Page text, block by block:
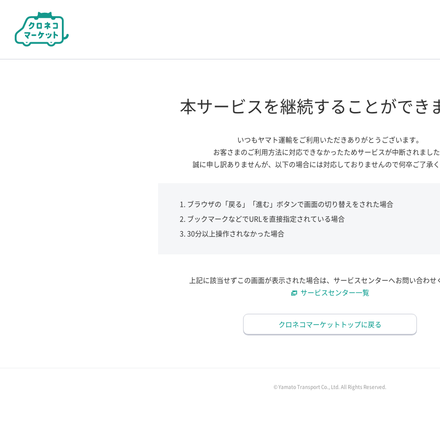
本サービスを継続する ことができ
いつもヤマト運輸をご利用いただきありがとうございます。
お客さまのご利用方法に対応できなかったためサービスが中断されました
誠に申し訳ありませんが、 以下の場合には対応しておりませんので何卒ご了承く
ブラウザの「戻る」「進む」ボタンで画面の切り替えをされた場合
ブックマークなどでURLを直接指定されている場合
30分以上操作されなかった場合
上記に該当せずこの画面が表示された場合は、サービスセンターへお問い合わせ
サービスセンター一覧
クロネコマーケットトップに戻る
© Yamato Transport Co., Ltd. All Rights Reserved.